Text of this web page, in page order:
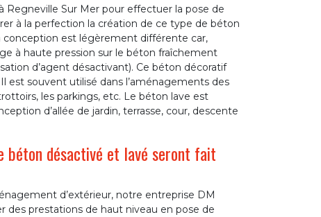
Sur Mer pour effectuer la pose de
à la perfection la création de ce type de béton
conception est légèrement différente car,
à haute pression sur le béton fraîchement
d’agent désactivant). Ce béton décoratif
est souvent utilisé dans l’aménagements des
les parkings, etc. Le béton lave est
d’allée de jardin, terrasse, cour, descente
béton désactivé et lavé seront fait
d’extérieur, notre entreprise DM
des prestations de haut niveau en pose de